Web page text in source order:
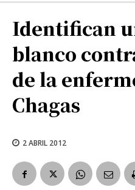
Identifican
blanco
de la
Chagas
2 ABRIL 2012